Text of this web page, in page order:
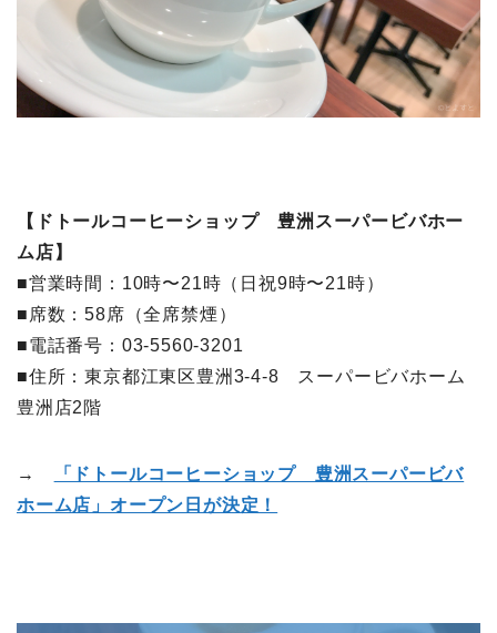
【ドトールコーヒーショップ 豊洲スーパービバホー
ム店】
■営業時間：10時〜21時（日祝9時〜21時）
■席数：58席（全席禁煙）
■電話番号：03-5560-3201
■住所：東京都江東区豊洲3-4-8 スーパービバホーム
豊洲店2階
→
「ドトールコーヒーショップ 豊洲スーパービバ
ホーム店」オープン日が決定！